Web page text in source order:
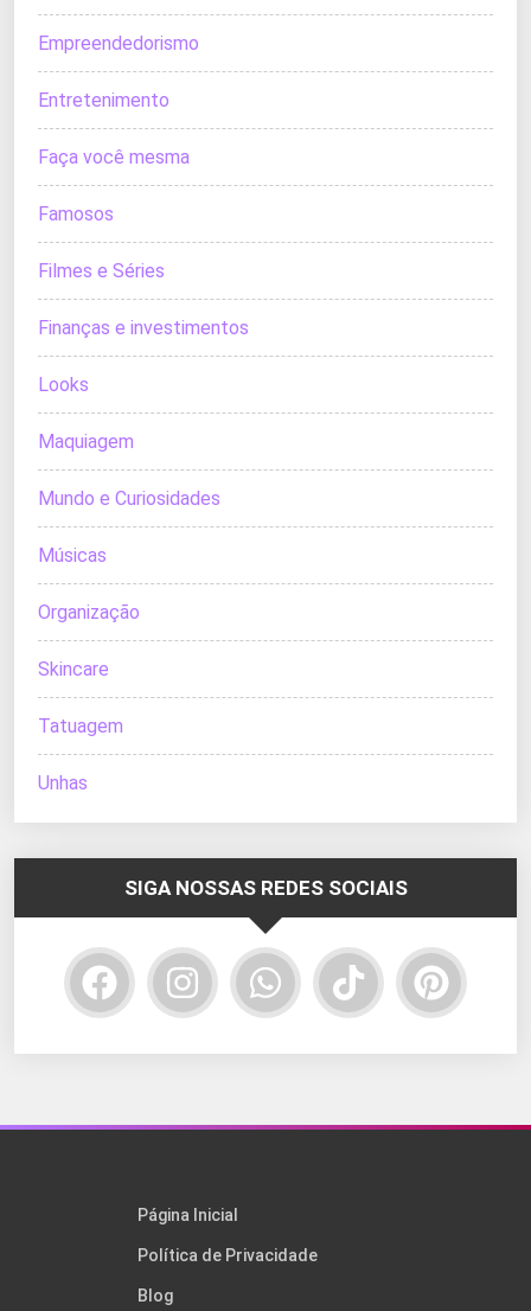
Empreendedorismo
Entretenimento
Faça você mesma
Famosos
Filmes e Séries
Finanças e investimentos
Looks
Maquiagem
Mundo e Curiosidades
Músicas
Organização
Skincare
Tatuagem
Unhas
SIGA NOSSAS REDES SOCIAIS
Página Inicial
Política de Privacidade
Blog